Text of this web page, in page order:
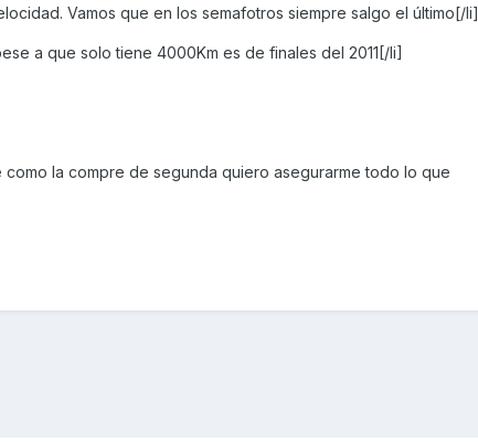
Vamos que en los semafotros siempre salgo el último[/li]
a que solo tiene 4000Km es de finales del 2011[/li]
la compre de segunda quiero asegurarme todo lo que